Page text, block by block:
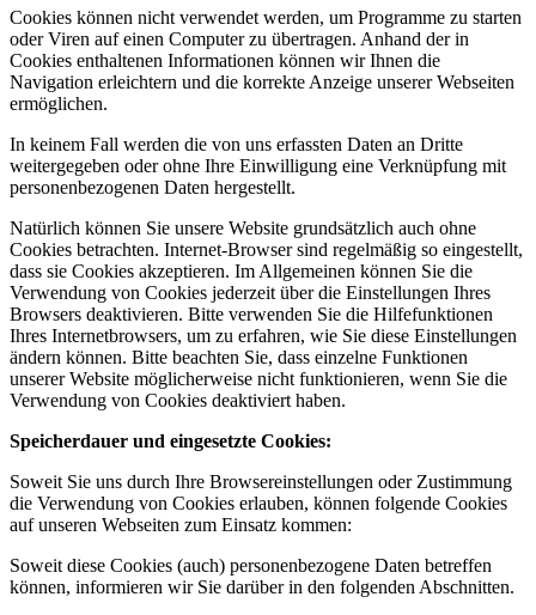
Cookies können nicht verwendet werden, um Programme zu starten
oder Viren auf einen Computer zu übertragen. Anhand der in
Cookies enthaltenen Informationen können wir Ihnen die
Navigation erleichtern und die korrekte Anzeige unserer Webseiten
ermöglichen.
In keinem Fall werden die von uns erfassten Daten an Dritte
weitergegeben oder ohne Ihre Einwilligung eine Verknüpfung mit
personenbezogenen Daten hergestellt.
Natürlich können Sie unsere Website grundsätzlich auch ohne
Cookies betrachten. Internet-Browser sind regelmäßig so eingestellt,
dass sie Cookies akzeptieren. Im Allgemeinen können Sie die
Verwendung von Cookies jederzeit über die Einstellungen Ihres
Browsers deaktivieren. Bitte verwenden Sie die Hilfefunktionen
Ihres Internetbrowsers, um zu erfahren, wie Sie diese Einstellungen
ändern können. Bitte beachten Sie, dass einzelne Funktionen
unserer Website möglicherweise nicht funktionieren, wenn Sie die
Verwendung von Cookies deaktiviert haben.
Speicherdauer und eingesetzte Cookies:
Soweit Sie uns durch Ihre Browsereinstellungen oder Zustimmung
die Verwendung von Cookies erlauben, können folgende Cookies
auf unseren Webseiten zum Einsatz kommen:
Soweit diese Cookies (auch) personenbezogene Daten betreffen
können, informieren wir Sie darüber in den folgenden Abschnitten.